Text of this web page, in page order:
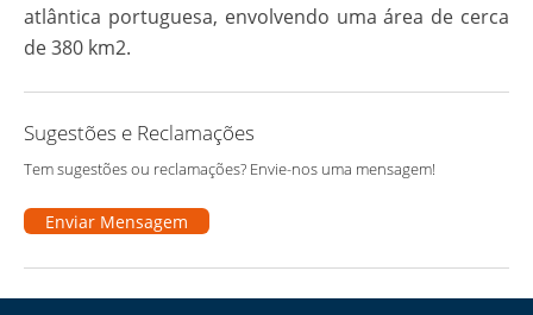
atlântica portuguesa, envolvendo uma área de cerca
de 380 km2.
Sugestões e Reclamações
Tem sugestões ou reclamações? Envie-nos uma mensagem!
Enviar Mensagem